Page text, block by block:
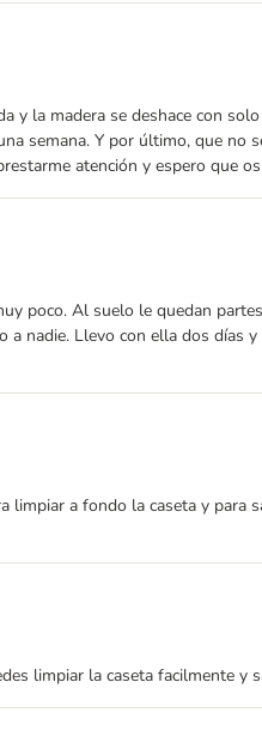
y la madera se deshace con
semana. Y por último, que no
atención y espero que
poco. Al suelo le quedan
nadie. Llevo con ella dos días
a fondo la caseta y para
limpiar la caseta facilmente y